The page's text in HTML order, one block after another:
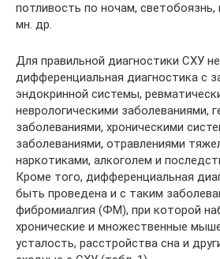
потливость по ночам,
мн. др.
Для правильной диагностики СХУ
дифференциальная диагностика с
эндокринной системы,
неврологическими заболеваниями,
заболеваниями, хроническими
заболеваниями, отравлениями
наркотиками, алкоголем и
Кроме того, дифференциальная
быть проведена и с таким
фибромиалгия (ФМ), при которой
хронические и множественные
усталость, расстройства сна и